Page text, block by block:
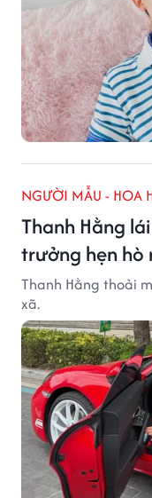
NGƯỜI MẪU - HOA
Thanh Hằng
trưởng hẹn hò
Thanh Hằng thoải
xã.